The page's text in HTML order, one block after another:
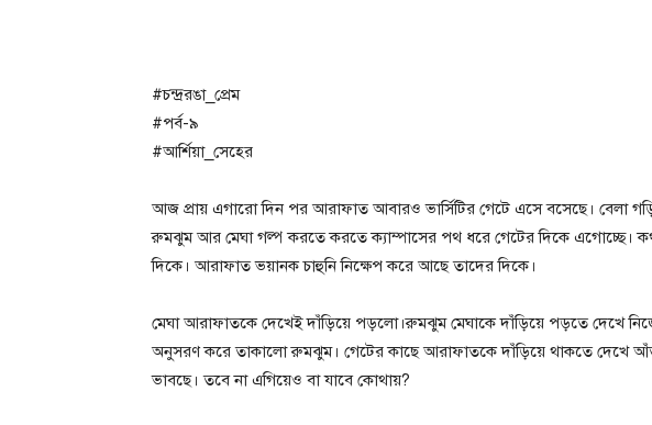
#চন্দ্ররঙা_প্রেম
#পর্ব-৯
#আর্শিয়া_সেহের
আজ প্রায় এগারো দিন পর আরাফাত আবারও ভার্সিটির গেটে এসে বসেছে। বেলা
রুমঝুম আর মেঘা গল্প করতে করতে ক্যাম্পাসের পথ ধরে গেটের দিকে এগোচ্ছে।
দিকে। আরাফাত ভয়ানক চাহুনি নিক্ষেপ করে আছে তাদের দিকে।
মেঘা আরাফাতকে দেখেই দাঁড়িয়ে পড়লো।রুমঝুম মেঘাকে দাঁড়িয়ে পড়তে দেখে
অনুসরণ করে তাকালো রুমঝুম। গেটের কাছে আরাফাতকে দাঁড়িয়ে থাকতে দেখে
ভাবছে। তবে না এগিয়েও বা যাবে কোথায়?